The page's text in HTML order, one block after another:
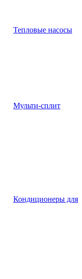
Тепловые насосы
Мульти-сплит
Кондиционеры для